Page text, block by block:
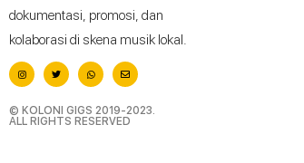
dokumentasi, promosi, dan
kolaborasi di skena musik lokal.
© KOLONI GIGS 2019-2023.
ALL RIGHTS RESERVED